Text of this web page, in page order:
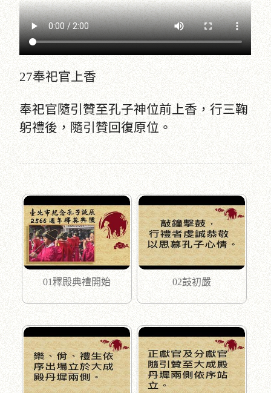
27奉祀官上香
奉祀官隨引贊至孔子神位前上香，行三鞠
躬禮後，隨引贊回復原位。
01釋殿典禮開始 02鼓初嚴